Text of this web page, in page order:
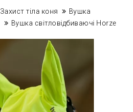
Захист тіла коня
Вушка
Вушка світловідбиваючі Horze